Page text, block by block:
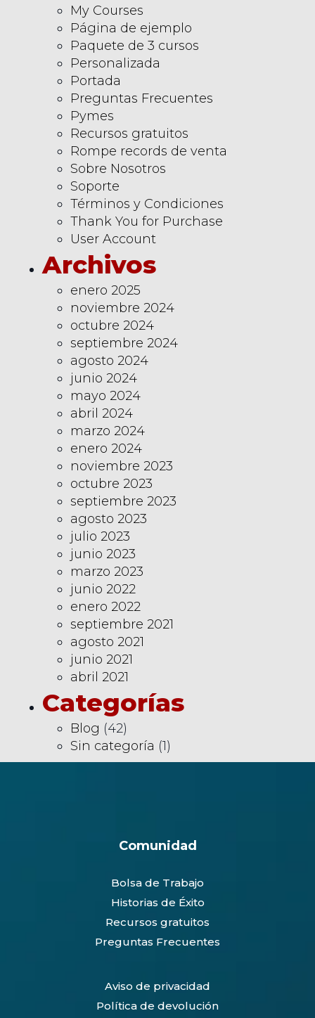
My Courses
Página de ejemplo
Paquete de 3 cursos
Personalizada
Portada
Preguntas Frecuentes
Pymes
Recursos gratuitos
Rompe records de venta
Sobre Nosotros
Soporte
Términos y Condiciones
Thank You for Purchase
User Account
Archivos
enero 2025
noviembre 2024
octubre 2024
septiembre 2024
agosto 2024
junio 2024
mayo 2024
abril 2024
marzo 2024
enero 2024
noviembre 2023
octubre 2023
septiembre 2023
agosto 2023
julio 2023
junio 2023
marzo 2023
junio 2022
enero 2022
septiembre 2021
agosto 2021
junio 2021
abril 2021
Categorías
Blog (42)
Sin categoría (1)
Comunidad
Bolsa de Trabajo
Historias de Éxito
Recursos gratuitos
Preguntas Frecuentes
Aviso de privacidad
Política de devolución